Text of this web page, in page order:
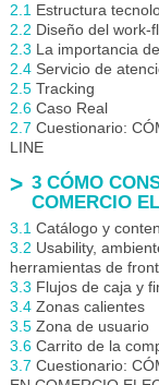
2.1 Estructura
2.2 Diseño del work-
2.3 La importancia
2.4Servicio de
2.5Tracking
2.6Caso Real
2.7 Cuestionario:
LINE
3 CÓMO
COMERCIO
3.1 Catálogo y
3.2 Usability,
herramientas de
3.3 Flujos de caja y
3.4Zonas calientes
3.5Zona de usuario
3.6Carrito de la
3.7 Cuestionario: